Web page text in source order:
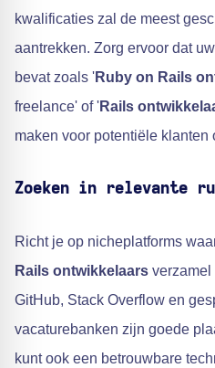
kwalificaties zal de meest
aantrekken. Zorg ervoor dat
bevat zoals 'Ruby on Rails
freelance' of 'Rails
maken voor potentiële klanten
Zoeken in relevante
Richt je op nicheplatforms
Rails ontwikkelaars
GitHub, Stack Overflow en
vacaturebanken zijn goede
kunt ook een betrouwbare